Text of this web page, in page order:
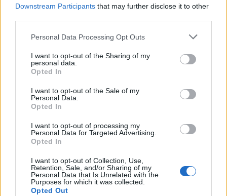
Downstream Participants that may further disclose it to other
Personal Data Processing Opt Outs
I want to opt-out of the Sharing of my
personal data.
Opted In
I want to opt-out of the Sale of my
Personal Data.
Opted In
I want to opt-out of processing my
Personal Data for Targeted Advertising.
Opted In
I want to opt-out of Collection, Use,
Retention, Sale, and/or Sharing of my
Personal Data that Is Unrelated with the
Purposes for which it was collected.
Opted Out
ΡΟΗ ΕΙΔΗΣΕΩΝ
Αυξημένη η επιβατική κίνηση από το λιμάνι του
Πειραιά – Περίπου 60.000 ταξίδεψαν Παρασκευή
και Σάββατο
09/08/2026 - 12:33 ΕΛΛΑΔΑ
Από τη Δυτική Αττική στη Νότια Γαλλία : Οι εμπειρίες
μέτωπα
09/08/2026 - 12:08 ΚΟΣΜΟΣ